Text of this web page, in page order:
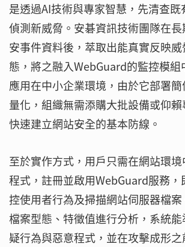
是透過AI技術與專家智慧，先清查
偵測新威脅。安碁資訊技術團隊在
安事件資料後，萃取出能真實反映
態，將之融入WebGuard的監控模
應用在中小企業環境，由於它部署
量化，組織無需添購大批設備或仰
快速建立網站安全的基本防線。
至於實作方式，用戶只需在網站環
程式，註冊並啟用WebGuard服務，
控使用者行為及掃描網站伺服器檔
檔案型態、特徵值進行分析，系統
疑行為與惡意程式，並在攻擊成形